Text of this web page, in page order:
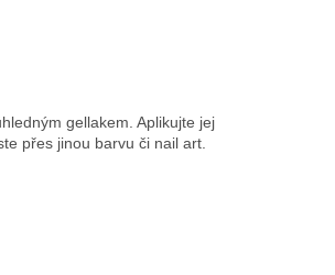
gellakem. Aplikujte jej
přes jinou barvu či nail art.